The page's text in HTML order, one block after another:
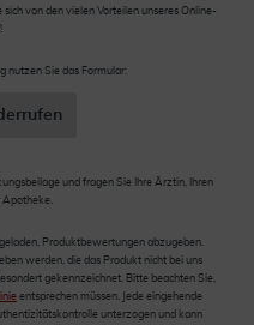
von den vielen Vorteilen unseres Online-
nutzen Sie das Formular:
und fragen Sie Ihre Ärztin, Ihren
Apotheke.
Produktbewertungen abzugeben.
werden, die das Produkt nicht bei uns
gekennzeichnet. Bitte beachten Sie,
entsprechen müssen. Jede eingehende
unterzogen und kann